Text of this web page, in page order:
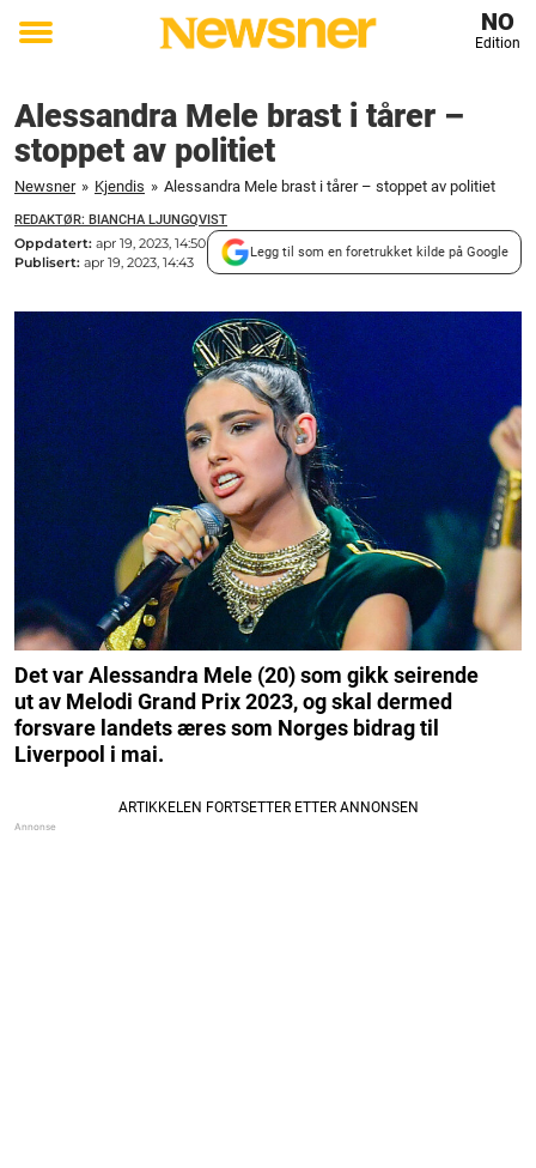
Toggle
NO
Edition
Alessandra Mele brast i tårer –
stoppet av politiet
Newsner » Kjendis » Alessandra Mele brast i tårer – stoppet av politiet
REDAKTØR: BIANCHA LJUNGQVIST
Oppdatert: apr 19, 2023, 14:50
Publisert: apr 19, 2023, 14:43
Legg til som en foretrukket kilde på Google
Det var Alessandra Mele (20) som gikk seirende
ut av Melodi Grand Prix 2023, og skal dermed
forsvare landets æres som Norges bidrag til
Liverpool i mai.